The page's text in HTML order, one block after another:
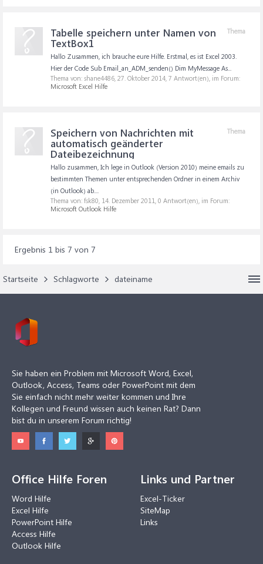
Thema
Tabelle speichern unter Namen von
TextBox1
Hallo Zusammen, ich brauche eure Hilfe. Erstmal, es ist Excel 2003.
Hier der Code Sub Email_an_ADM_senden() Dim MyMessage As...
Thema von: shane4486, 27. Oktober 2014, 7 Antwort(en), im Forum:
Microsoft Excel Hilfe
Thema
Speichern von Nachrichten mit
automatisch geänderter
Dateibezeichnung
Hallo zusammen, Ich lege in Outlook (Version 2010) meine emails zu
bestimmten Themen unter entsprechenden Ordner in einem Archiv
(in Outlook) ab....
Thema von: fsk80, 14. Dezember 2011, 0 Antwort(en), im Forum:
Microsoft Outlook Hilfe
Ergebnis 1 bis 7 von 7
Startseite Schlagworte dateiname
Sie haben ein Problem mit Microsoft Word, Excel,
Outlook, Access, Teams oder PowerPoint mit dem
Sie einfach nicht mehr weiter kommen und Ihre
Kollegen und Freund wissen auch keinen Rat? Dann
bist du in unserem Forum richtig!
Office Hilfe Foren
Word Hilfe
Excel Hilfe
PowerPoint Hilfe
Access Hilfe
Outlook Hilfe
Links und Partner
Excel-Ticker
SiteMap
Links